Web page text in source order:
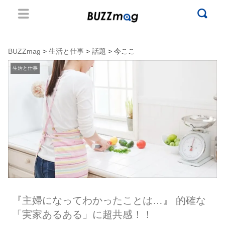
BUZZmag > 生活と仕事 > 話題 > 今ここ
生活と仕事
『主婦になってわかったことは…』 的確な
「実家あるある」に超共感！！